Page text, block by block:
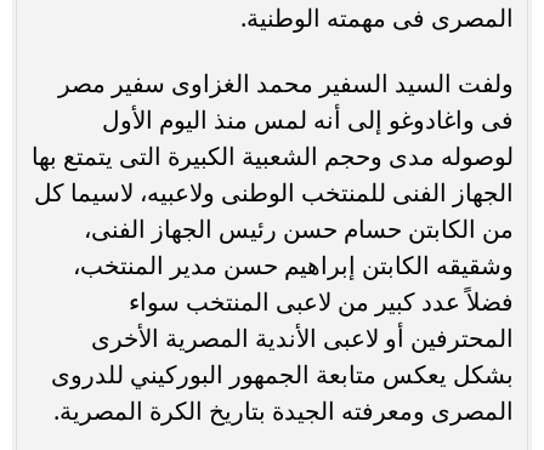
المصرى فى مهمته الوطنية.
ولفت السيد السفير محمد الغزاوى سفير مصر
فى واغادوغو إلى أنه لمس منذ اليوم الأول
لوصوله مدى وحجم الشعبية الكبيرة التى يتمتع بها
الجهاز الفنى للمنتخب الوطنى ولاعبيه، لاسيما كل
من الكابتن حسام حسن رئيس الجهاز الفنى،
وشقيقه الكابتن إبراهيم حسن مدير المنتخب،
فضلاً عدد كبير من لاعبى المنتخب سواء
المحترفين أو لاعبى الأندية المصرية الأخرى
بشكل يعكس متابعة الجمهور البوركيني للدروى
المصرى ومعرفته الجيدة بتاريخ الكرة المصرية.